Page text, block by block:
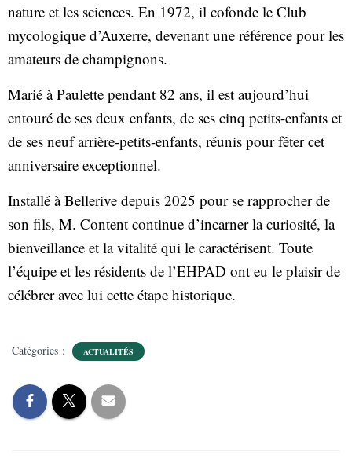
nature et les sciences. En 1972, il cofonde le Club
mycologique d’Auxerre, devenant une référence pour les
amateurs de champignons.
Marié à Paulette pendant 82 ans, il est aujourd’hui
entouré de ses deux enfants, de ses cinq petits-enfants et
de ses neuf arrière-petits-enfants, réunis pour fêter cet
anniversaire exceptionnel.
Installé à Bellerive depuis 2025 pour se rapprocher de
son fils, M. Content continue d’incarner la curiosité, la
bienveillance et la vitalité qui le caractérisent. Toute
l’équipe et les résidents de l’EHPAD ont eu le plaisir de
célébrer avec lui cette étape historique.
Catégories : ACTUALITÉS